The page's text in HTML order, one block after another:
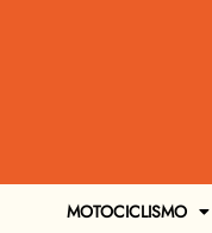
MOTOCICLISMO